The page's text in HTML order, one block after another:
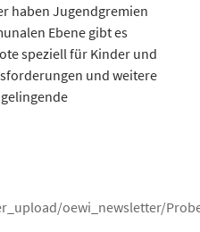
haben Jugendgremien
Ebene gibt es
speziell für Kinder und
und weitere